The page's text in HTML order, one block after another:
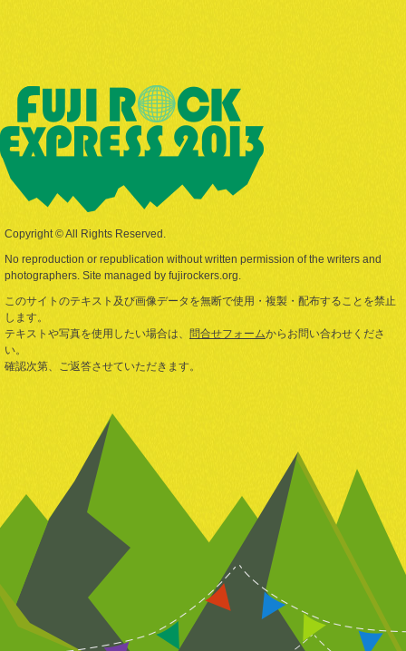
Copyright © All Rights Reserved.
No reproduction or republication without written permission of the writers and
photographers. Site managed by fujirockers.org.
このサイトのテキスト及び画像データを無断で使用・複製・配布することを禁止
します。
テキストや写真を使用したい場合は、 問合せフォームからお問い合わせくださ
い。
確認次第、ご返答させていただきます。